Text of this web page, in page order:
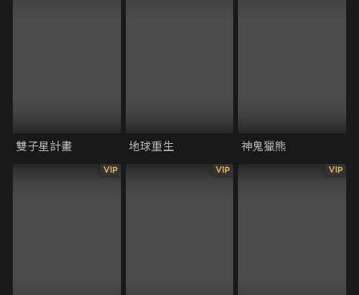
雙子星計畫 地球重生 神鬼獵熊
VIP VIP VIP